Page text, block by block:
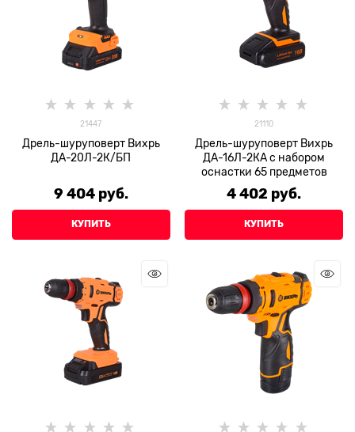
21447
Дрель-шуруповерт Вихрь
ДА-20Л-2К/БП
9 404 руб.
КУПИТЬ
21110
Дрель-шуруповерт Вихрь
ДА-16Л-2КА с набором
оснастки 65 предметов
4 402 руб.
КУПИТЬ